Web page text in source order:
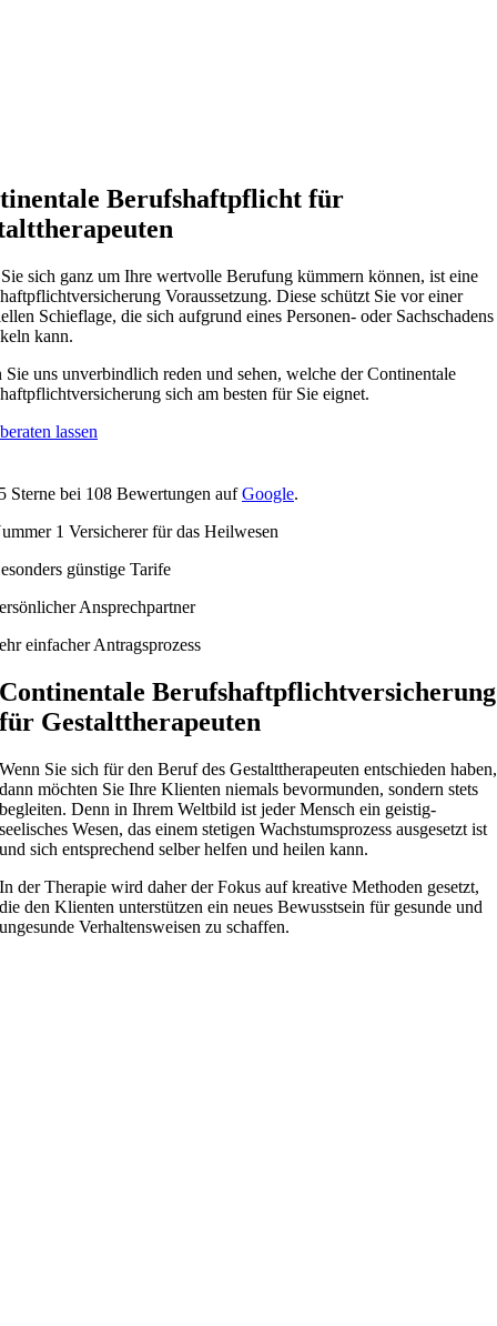
Berufshaftpflicht für
sich ganz um Ihre wertvolle Berufung kümmern können, ist eine
Voraussetzung. Diese schützt Sie vor einer
Schieflage, die sich aufgrund eines Personen- oder Sachschadens
kann.
Sie uns unverbindlich reden und sehen, welche der Continentale
sich am besten für Sie eignet.
lassen
Sterne bei 108 Bewertungen aufGoogle.
1 Versicherer für das Heilwesen
günstige Tarife
Ansprechpartner
einfacher Antragsprozess
Continentale Berufshaftpflichtversicherung
für Gestalttherapeuten
Wenn Sie sich für den Beruf des Gestalttherapeuten entschieden haben,
dann möchten Sie Ihre Klienten niemals bevormunden, sondern stets
begleiten. Denn in Ihrem Weltbild ist jeder Mensch ein geistig-
seelisches Wesen, das einem stetigen Wachstumsprozess ausgesetzt ist
und sich entsprechend selber helfen und heilen kann.
In der Therapie wird daher der Fokus auf kreative Methoden gesetzt,
die den Klienten unterstützen ein neues Bewusstsein für gesunde und
ungesunde Verhaltensweisen zu schaffen.